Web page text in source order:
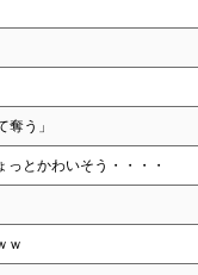
う」
っとかわいそう・・・・
ｗ